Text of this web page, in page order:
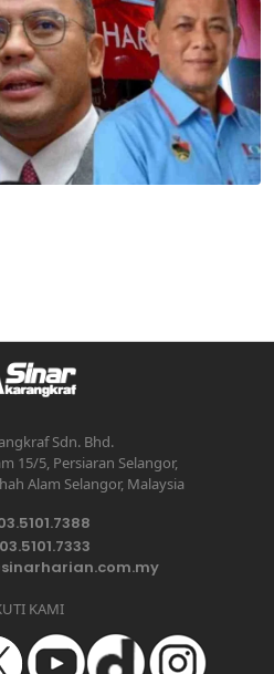
Sdn. Bhd.
15/5, Persiaran Selangor,
Alam Selangor, Malaysia
KAMI